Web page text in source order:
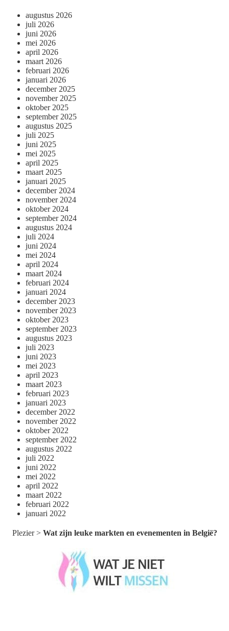
augustus 2026
juli 2026
juni 2026
mei 2026
april 2026
maart 2026
februari 2026
januari 2026
december 2025
november 2025
oktober 2025
september 2025
augustus 2025
juli 2025
juni 2025
mei 2025
april 2025
maart 2025
januari 2025
december 2024
november 2024
oktober 2024
september 2024
augustus 2024
juli 2024
juni 2024
mei 2024
april 2024
maart 2024
februari 2024
januari 2024
december 2023
november 2023
oktober 2023
september 2023
augustus 2023
juli 2023
juni 2023
mei 2023
april 2023
maart 2023
februari 2023
januari 2023
december 2022
november 2022
oktober 2022
september 2022
augustus 2022
juli 2022
juni 2022
mei 2022
april 2022
maart 2022
februari 2022
januari 2022
Plezier> Wat zijn leuke markten en evenementen in België?